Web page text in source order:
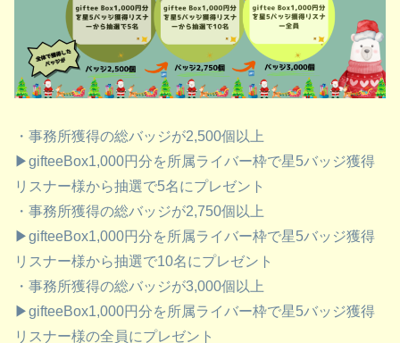
・事務所獲得の総バッジが2,500個以上
▶︎gifteeBox1,000円分を所属ライバー枠で星5バッジ獲得
リスナー様から抽選で5名にプレゼント
・事務所獲得の総バッジが2,750個以上
▶︎gifteeBox1,000円分を所属ライバー枠で星5バッジ獲得
リスナー様から抽選で10名にプレゼント
・事務所獲得の総バッジが3,000個以上
▶︎gifteeBox1,000円分を所属ライバー枠で星5バッジ獲得
リスナー様の全員にプレゼント